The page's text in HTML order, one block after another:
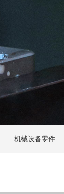
机械设备零件